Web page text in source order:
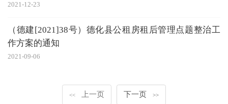
2021-12-23
（德建[2021]38号）德化县公租房租后管理点题整治工
作方案的通知
2021-09-06
<< 上一页 下一页 >>